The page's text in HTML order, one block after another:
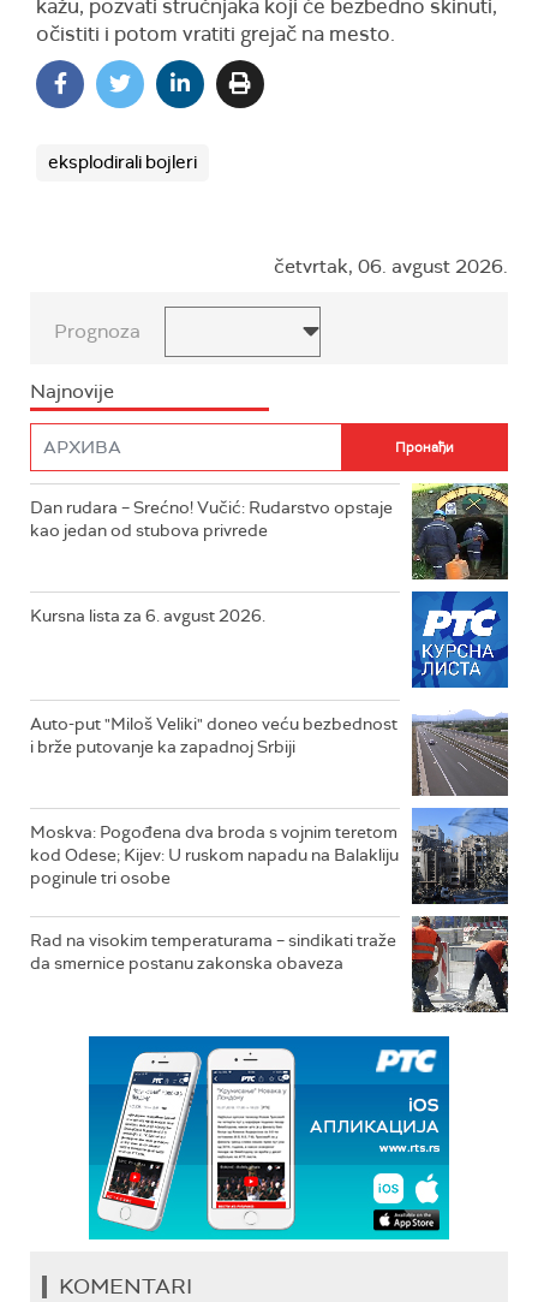
kažu, pozvati stručnjaka koji će bezbedno skinuti,
očistiti i potom vratiti grejač na mesto.
eksplodirali bojleri
četvrtak, 06. avgust 2026.
Prognoza
Najnovije
Dan rudara – Srećno! Vučić: Rudarstvo opstaje
kao jedan od stubova privrede
Kursna lista za 6. avgust 2026.
Auto-put "Miloš Veliki" doneo veću bezbednost
i brže putovanje ka zapadnoj Srbiji
Moskva: Pogođena dva broda s vojnim teretom
kod Odese; Kijev: U ruskom napadu na Balakliju
poginule tri osobe
Rad na visokim temperaturama – sindikati traže
da smernice postanu zakonska obaveza
KOMENTARI